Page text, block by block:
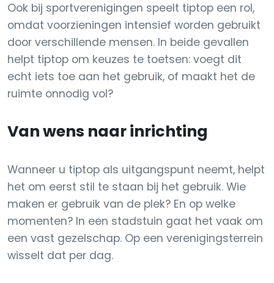
Ook bij sportverenigingen speelt tiptop een rol,
omdat voorzieningen intensief worden gebruikt
door verschillende mensen. In beide gevallen
helpt tiptop om keuzes te toetsen: voegt dit
echt iets toe aan het gebruik, of maakt het de
ruimte onnodig vol?
Van wens naar inrichting
Wanneer u tiptop als uitgangspunt neemt, helpt
het om eerst stil te staan bij het gebruik. Wie
maken er gebruik van de plek? En op welke
momenten? In een stadstuin gaat het vaak om
een vast gezelschap. Op een verenigingsterrein
wisselt dat per dag.